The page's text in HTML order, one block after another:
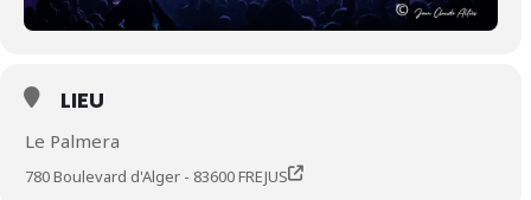
LIEU
Le Palmera
780 Boulevard d'Alger - 83600 FREJUS